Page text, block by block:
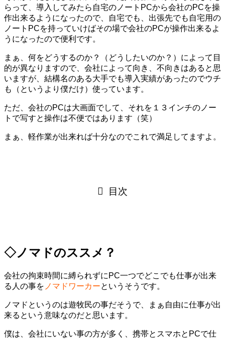
らって、導入してみたら自宅のノートPCから会社のPCを操
作出来るようになったので、自宅でも、出張先でも自宅用の
ノートPCを持っていけばその場で会社のPCが操作出来るよ
うになったので便利です。
まぁ、何をどうするのか？（どうしたいのか？）によって目
的が異なりますので、会社によって向き、不向きはあると思
いますが、結構名のある大手でも導入実績があったのでウチ
も（というより僕だけ）使っています。
ただ、会社のPCは大画面でして、それを１３インチのノー
トで写すと操作は不便ではあります（笑）
まぁ、軽作業が出来れば十分なのでこれで満足してますよ。
目次
◇ノマドのススメ？
会社の拘束時間に縛られずにPC一つでどこでも仕事が出来
る人の事を ノマドワーカーというそうです。
ノマドというのは遊牧民の事だそうで、まぁ自由に仕事が出
来るという意味なのだと思います。
僕は、会社にいない事の方が多く、携帯とスマホとPCで仕